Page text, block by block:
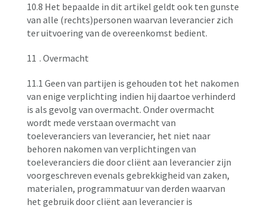
10.8 Het bepaalde in dit artikel geldt ook ten gunste
van alle (rechts)personen waarvan leverancier zich
ter uitvoering van de overeenkomst bedient.
11 . Overmacht
11.1 Geen van partijen is gehouden tot het nakomen
van enige verplichting indien hij daartoe verhinderd
is als gevolg van overmacht. Onder overmacht
wordt mede verstaan overmacht van
toeleveranciers van leverancier, het niet naar
behoren nakomen van verplichtingen van
toeleveranciers die door cliënt aan leverancier zijn
voorgeschreven evenals gebrekkigheid van zaken,
materialen, programmatuur van derden waarvan
het gebruik door cliënt aan leverancier is